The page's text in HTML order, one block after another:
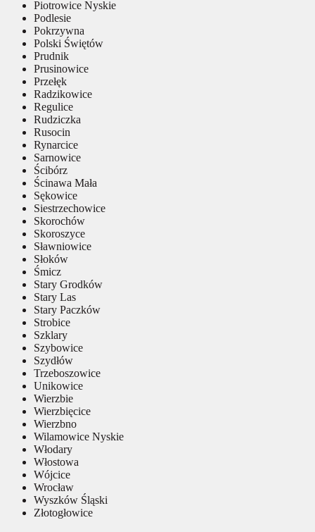
Piotrowice Nyskie
Podlesie
Pokrzywna
Polski Świętów
Prudnik
Prusinowice
Przełęk
Radzikowice
Regulice
Rudziczka
Rusocin
Rynarcice
Sarnowice
Ścibórz
Ścinawa Mała
Sękowice
Siestrzechowice
Skorochów
Skoroszyce
Sławniowice
Słoków
Śmicz
Stary Grodków
Stary Las
Stary Paczków
Strobice
Szklary
Szybowice
Szydłów
Trzeboszowice
Unikowice
Wierzbie
Wierzbięcice
Wierzbno
Wilamowice Nyskie
Włodary
Włostowa
Wójcice
Wrocław
Wyszków Śląski
Złotogłowice